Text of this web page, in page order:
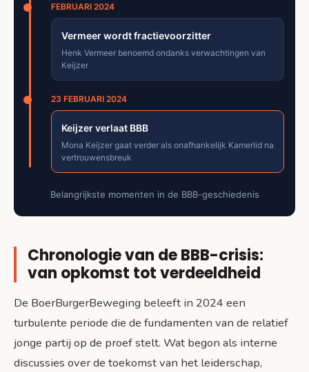
FEBRUARI 2024
Vermeer wordt fractievoorzitter
Henk Vermeer benoemd ondanks verwachtingen van
Keijzer
23 FEBRUARI 2024
Keijzer verlaat BBB
Mona Keijzer gaat verder als onafhankelijk Kamerlid na
vertrouwensbreuk
Belangrijkste momenten in de BBB-geschiedenis
Chronologie van de BBB-crisis:
van opkomst tot verdeeldheid
De BoerBurgerBeweging beleeft in 2024 een
turbulente periode die de fundamenten van de relatief
jonge partij op de proef stelt. Wat begon als interne
discussies over de toekomst van het leiderschap,